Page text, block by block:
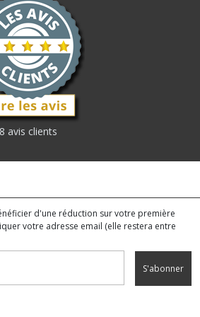
8 avis clients
d'une réduction sur votre première
votre adresse email (elle restera entre
S'abonner